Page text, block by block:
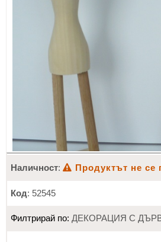
Наличност: Продуктът не се
Код: 52545
Филтрирай по: ДЕКОРАЦИЯ C